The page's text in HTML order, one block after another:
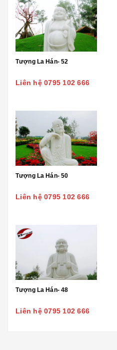
Tượng La Hán- 52
Liên hệ 0795 102 666
Tượng La Hán- 50
Liên hệ 0795 102 666
Tượng La Hán- 48
Liên hệ 0795 102 666